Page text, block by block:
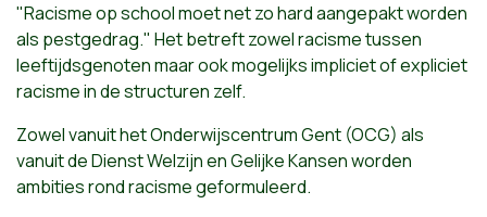
"Racisme op school moet net zo hard aangepakt worden
als pestgedrag." Het betreft zowel racisme tussen
leeftijdsgenoten maar ook mogelijks impliciet of expliciet
racisme in de structuren zelf.
Zowel vanuit het Onderwijscentrum Gent (OCG) als
vanuit de Dienst Welzijn en Gelijke Kansen worden
ambities rond racisme geformuleerd.